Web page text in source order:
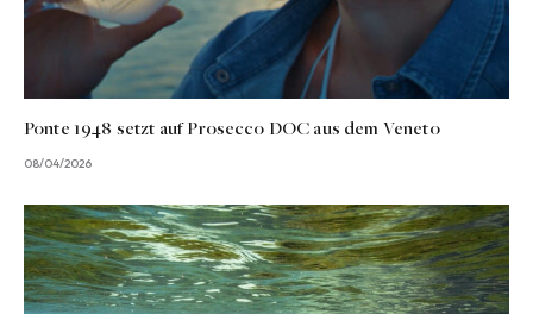
Ponte 1948 setzt auf Prosecco DOC aus dem Veneto
08/04/2026